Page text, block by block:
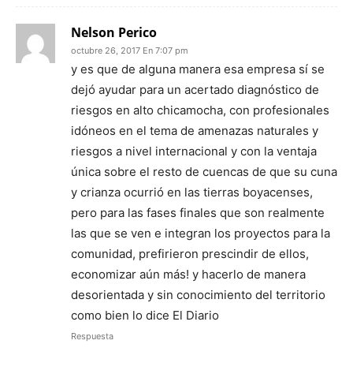
Nelson Perico
octubre 26, 2017 En 7:07 pm
y es que de alguna manera esa empresa sí se
dejó ayudar para un acertado diagnóstico de
riesgos en alto chicamocha, con profesionales
idóneos en el tema de amenazas naturales y
riesgos a nivel internacional y con la ventaja
única sobre el resto de cuencas de que su cuna
y crianza ocurrió en las tierras boyacenses,
pero para las fases finales que son realmente
las que se ven e integran los proyectos para la
comunidad, prefirieron prescindir de ellos,
economizar aún más! y hacerlo de manera
desorientada y sin conocimiento del territorio
como bien lo dice El Diario
Respuesta